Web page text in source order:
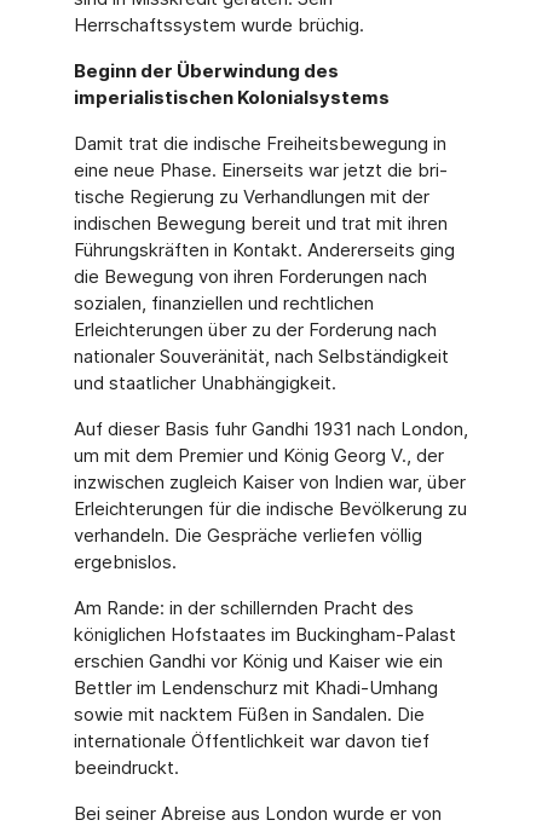
Herrschaftssystem wurde brüchig.
Beginn der Überwindung des
imperialistischen Kolonialsystems
Damit trat die indische Freiheitsbewegung in
eine neue Phase. Einerseits war jetzt die bri­
tische Regierung zu Verhandlungen mit der
indischen Bewegung bereit und trat mit ihren
Führungskräften in Kontakt. Andererseits ging
die Bewegung von ihren Forderungen nach
sozialen, finanziellen und rechtlichen
Erleichterungen über zu der Forderung nach
nationa­ler Souveränität, nach Selbständigkeit
und staatlicher Unabhängigkeit.
Auf dieser Basis fuhr Gandhi 1931 nach London,
um mit dem Premier und König Georg V., der
inzwischen zugleich Kaiser von Indien war, über
Erleichterungen für die indische Bevöl­kerung zu
verhandeln. Die Gespräche verliefen völlig
ergebnislos.
Am Rande: in der schillernden Pracht des
königlichen Hofstaates im Buckingham-Palast
er­schien Gandhi vor König und Kaiser wie ein
Bettler im Lendenschurz mit Khadi-Umhang
so­wie mit nacktem Füßen in Sandalen. Die
internationale Öffentlichkeit war davon tief
beein­druckt.
Bei seiner Abreise aus London wurde er von